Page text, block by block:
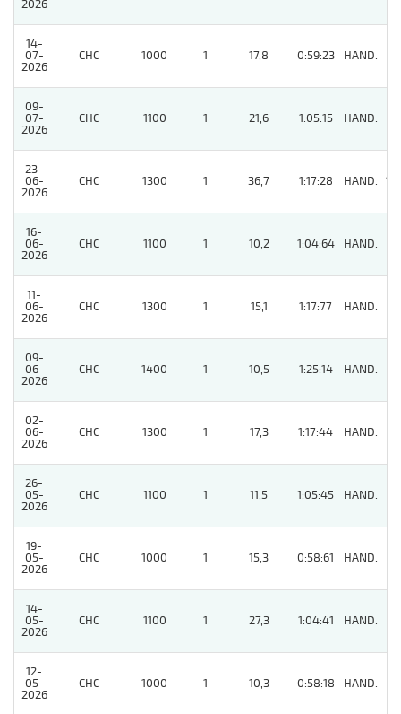
2026
14-
07-
2026
CHC 1000 1 17,8 0:59:23 HAND.
09-
07-
2026
CHC 1100 1 21,6 1:05:15 HAND.
23-
06-
2026
CHC 1300 1 36,7 1:17:28 HAND. 12
16-
06-
2026
CHC 1100 1 10,2 1:04:64 HAND.
11-
06-
2026
CHC 1300 1 15,1 1:17:77 HAND.
09-
06-
2026
CHC 1400 1 10,5 1:25:14 HAND.
02-
06-
2026
CHC 1300 1 17,3 1:17:44 HAND.
26-
05-
2026
CHC 1100 1 11,5 1:05:45 HAND.
19-
05-
2026
CHC 1000 1 15,3 0:58:61 HAND.
14-
05-
2026
CHC 1100 1 27,3 1:04:41 HAND.
12-
05-
2026
CHC 1000 1 10,3 0:58:18 HAND.